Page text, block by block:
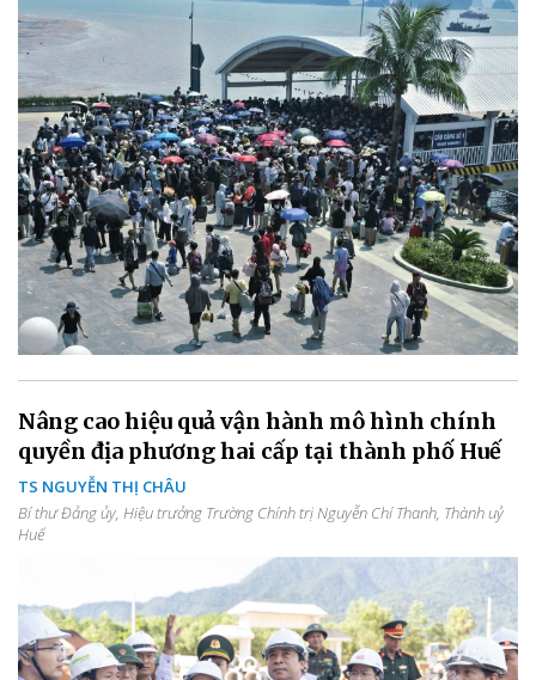
Nâng cao hiệu quả vận hành mô hình chính
quyền địa phương hai cấp tại thành phố Huế
TS NGUYỄN THỊ CHÂU
Bí thư Đảng ủy, Hiệu trưởng Trường Chính trị Nguyễn Chí Thanh, Thành uỷ
Huế